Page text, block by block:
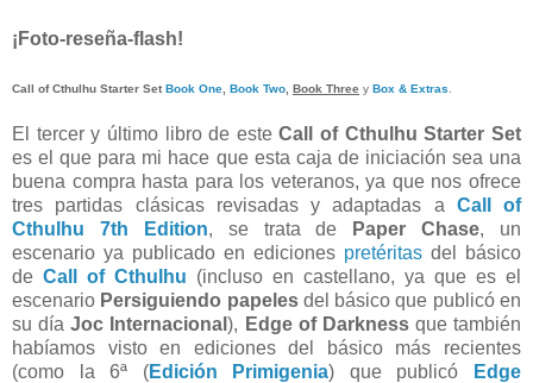
¡Foto-reseña-flash!
Call of Cthulhu Starter Set Book One Book Two Book Three y Box & Extras
El tercer y último libro de esteCall of Cthulhu Starter Set
es el que para mi hace que esta caja de iniciación sea una
buena compra hasta para los veteranos, ya que nos ofrece
tres partidas clásicas revisadas y adaptadas a Call of
Cthulhu 7th Edition, se trata de Paper Chase, un
escenario ya publicado en ediciones pretéritas del básico
de Call of Cthulhu (incluso en castellano, ya que es el
escenario Persiguiendo papelesdel básico que publicó en
su díaJoc Internacional), Edge of Darknessque también
habíamos visto en ediciones del básico más recientes
(como la 6ª (Edición Primigenia) que publicó
Edge